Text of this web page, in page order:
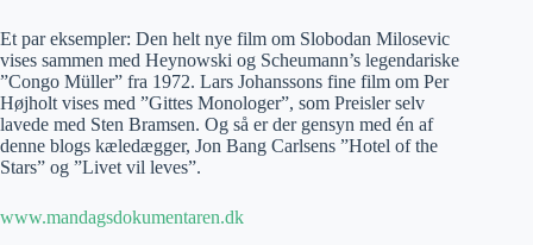
Et par eksempler: Den helt nye film om Slobodan Milosevic
vises sammen med Heynowski og Scheumann’s legendariske
”Congo Müller” fra 1972. Lars Johanssons fine film om Per
Højholt vises med ”Gittes Monologer”, som Preisler selv
lavede med Sten Bramsen. Og så er der gensyn med én af
denne blogs kæledægger, Jon Bang Carlsens ”Hotel of the
Stars” og ”Livet vil leves”.
www.mandagsdokumentaren.dk